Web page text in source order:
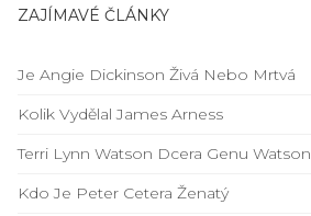
ZAJÍMAVÉ ČLÁNKY
Je Angie Dickinson Živá Nebo Mrtvá
Kolik Vydělal James Arness
Terri Lynn Watson Dcera Genu Watson
Kdo Je Peter Cetera Ženatý